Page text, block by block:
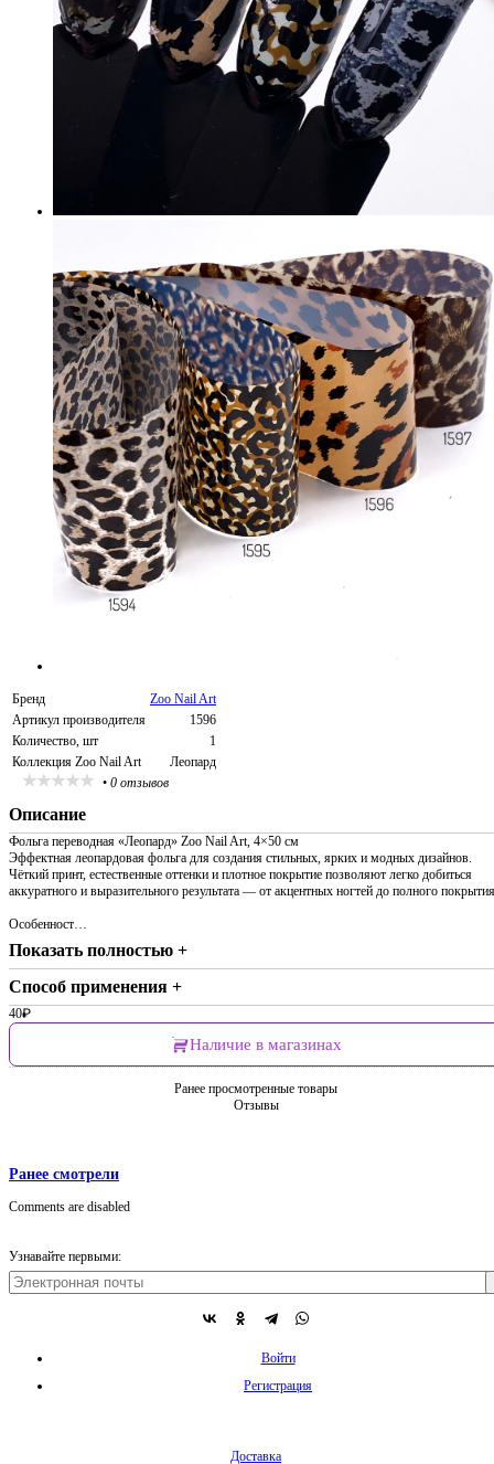
Бренд
Zoo Nail Art
Артикул производителя
1596
Количество, шт
1
Коллекция Zoo Nail Art
Леопард
• 0 отзывов
Описание
Фольга переводная «Леопард» Zoo Nail Art, 4×50 см
Эффектная леопардовая фольга для создания стильных, ярких и модных дизайнов.
Чёткий принт, естественные оттенки и плотное покрытие позволяют легко добиться
аккуратного и выразительного результата — от акцентных ногтей до полного
Особенност…
Показать полностью +
Способ применения +
40₽
Наличие в магазинах
Ранее просмотренные товары
Отзывы
Ранее смотрели
Comments are disabled
Узнавайте первыми:
Войти
Регистрация
Доставка